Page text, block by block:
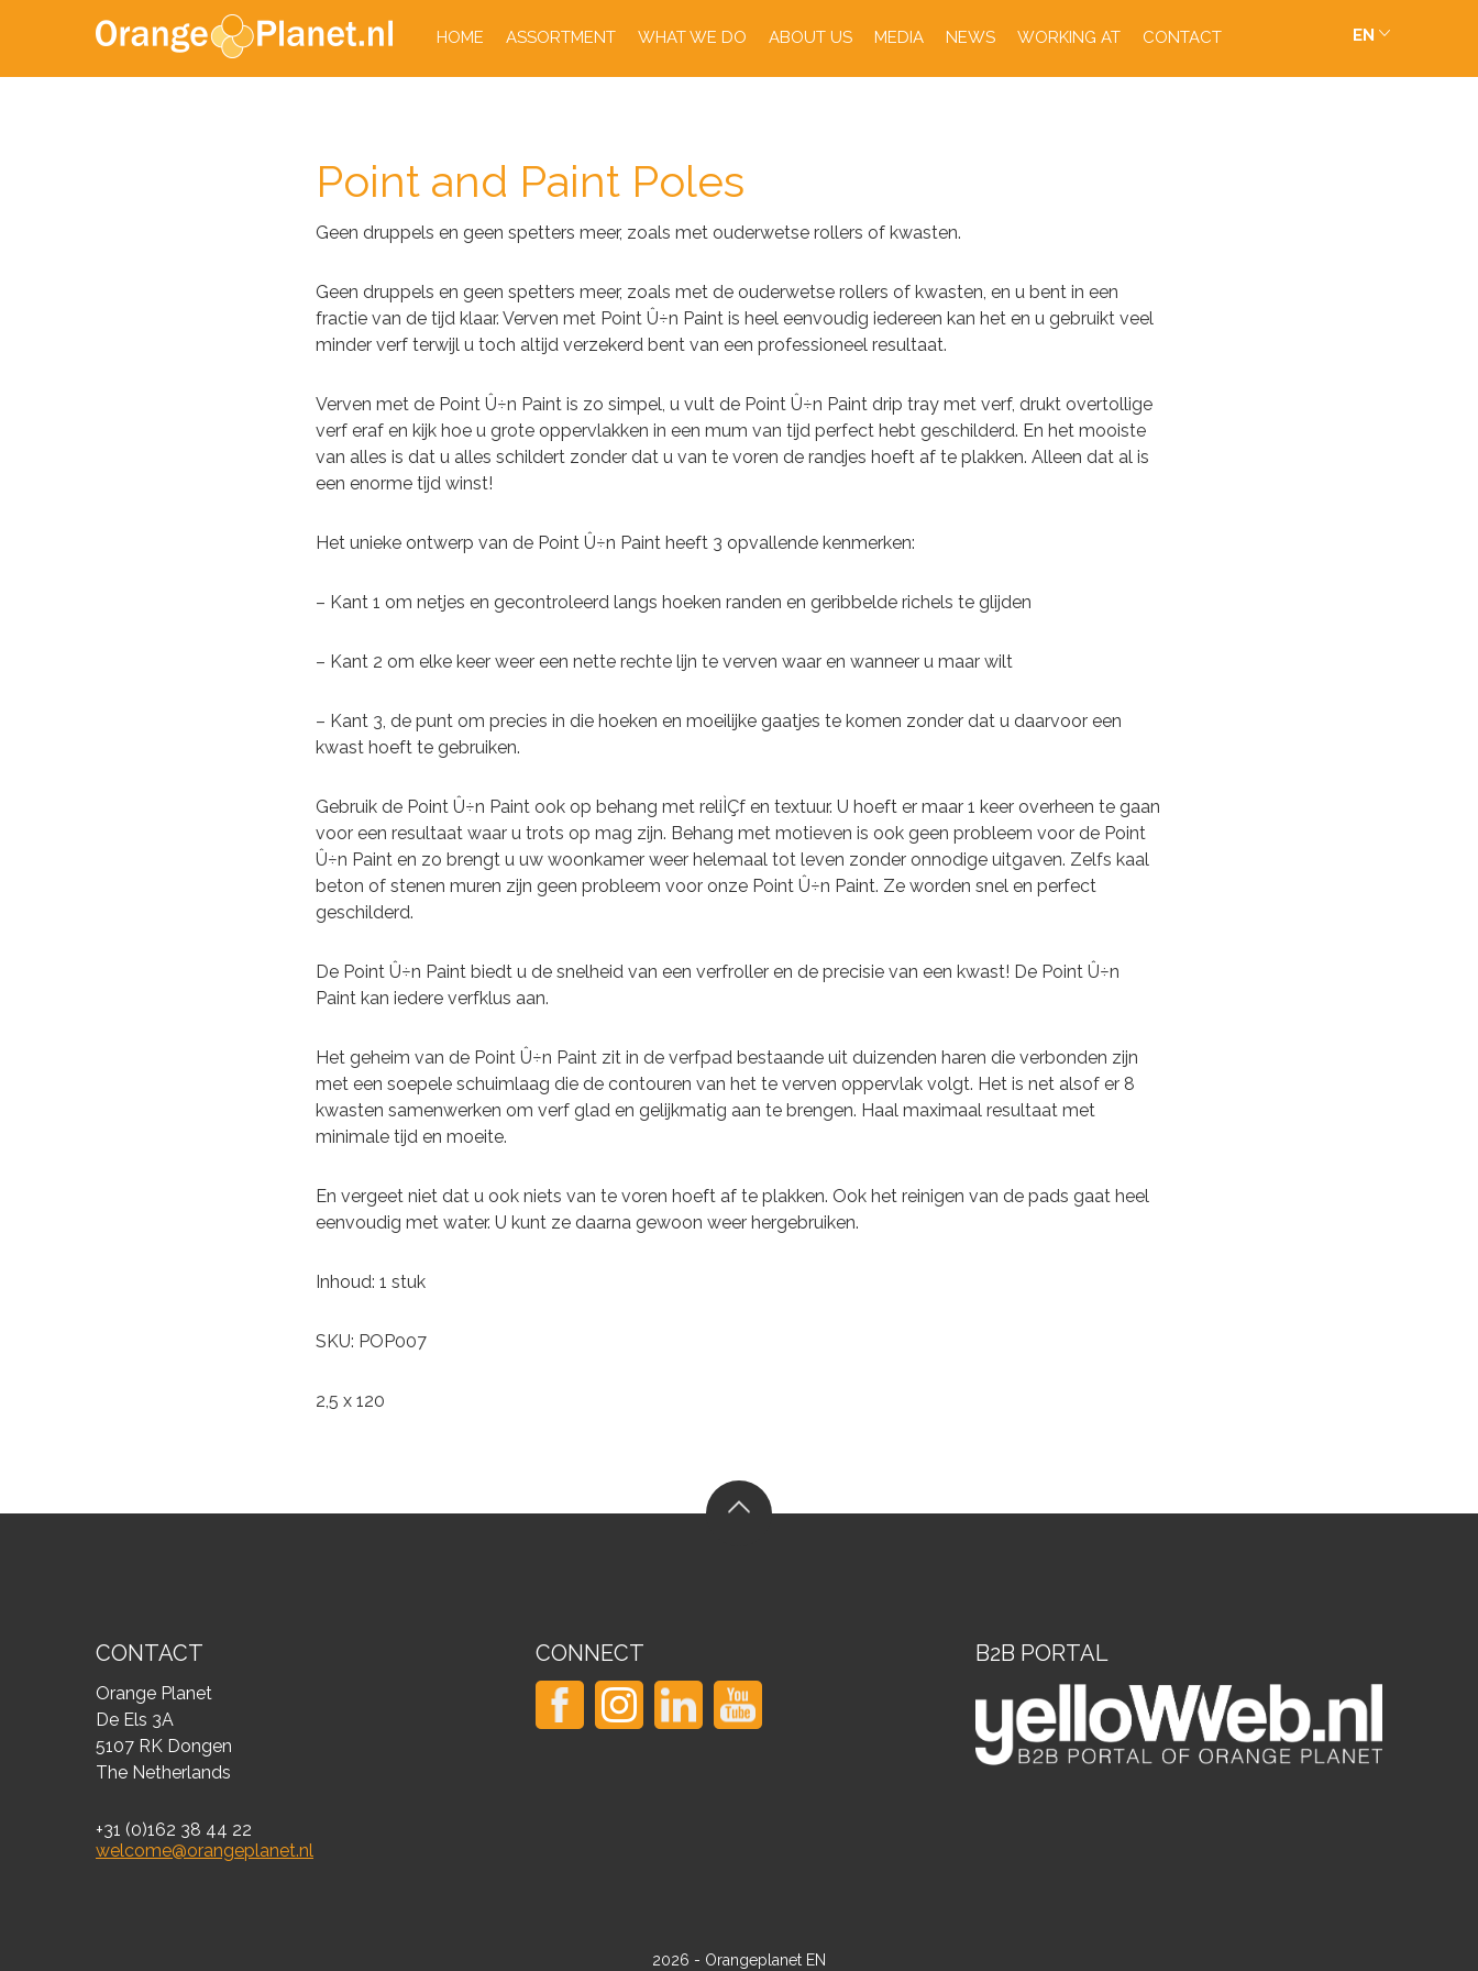
HOME ASSORTMENT WHAT WE DO ABOUT US MEDIA NEWS WORKING AT CONTACT EN
Point and Paint Poles
Geen druppels en geen spetters meer, zoals met ouderwetse rollers of kwasten.
Geen druppels en geen spetters meer, zoals met de ouderwetse rollers of kwasten, en u bent in een
fractie van de tijd klaar. Verven met Point Û÷n Paint is heel eenvoudig iedereen kan het en u gebruikt veel
minder verf terwijl u toch altijd verzekerd bent van een professioneel resultaat.
Verven met de Point Û÷n Paint is zo simpel, u vult de Point Û÷n Paint drip tray met verf, drukt overtollige
verf eraf en kijk hoe u grote oppervlakken in een mum van tijd perfect hebt geschilderd. En het mooiste
van alles is dat u alles schildert zonder dat u van te voren de randjes hoeft af te plakken. Alleen dat al is
een enorme tijd winst!
Het unieke ontwerp van de Point Û÷n Paint heeft 3 opvallende kenmerken:
– Kant 1 om netjes en gecontroleerd langs hoeken randen en geribbelde richels te glijden
– Kant 2 om elke keer weer een nette rechte lijn te verven waar en wanneer u maar wilt
– Kant 3, de punt om precies in die hoeken en moeilijke gaatjes te komen zonder dat u daarvoor een
kwast hoeft te gebruiken.
Gebruik de Point Û÷n Paint ook op behang met reliÌÇf en textuur. U hoeft er maar 1 keer overheen te gaan
voor een resultaat waar u trots op mag zijn. Behang met motieven is ook geen probleem voor de Point
Û÷n Paint en zo brengt u uw woonkamer weer helemaal tot leven zonder onnodige uitgaven. Zelfs kaal
beton of stenen muren zijn geen probleem voor onze Point Û÷n Paint. Ze worden snel en perfect
geschilderd.
De Point Û÷n Paint biedt u de snelheid van een verfroller en de precisie van een kwast! De Point Û÷n
Paint kan iedere verfklus aan.
Het geheim van de Point Û÷n Paint zit in de verfpad bestaande uit duizenden haren die verbonden zijn
met een soepele schuimlaag die de contouren van het te verven oppervlak volgt. Het is net alsof er 8
kwasten samenwerken om verf glad en gelijkmatig aan te brengen. Haal maximaal resultaat met
minimale tijd en moeite.
En vergeet niet dat u ook niets van te voren hoeft af te plakken. Ook het reinigen van de pads gaat heel
eenvoudig met water. U kunt ze daarna gewoon weer hergebruiken.
Inhoud: 1 stuk
SKU: POP007
2,5 x 120
CONTACT
Orange Planet
De Els 3A
5107 RK Dongen
The Netherlands
+31 (0)162 38 44 22
welcome@orangeplanet.nl
CONNECT B2B PORTAL
2026 - Orangeplanet EN